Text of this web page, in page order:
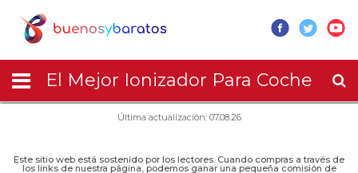
El Mejor Ionizador Para Coche
Última actualización: 07.08.26
Este sitio web está sostenido por los lectores. Cuando compras a través de
los links de nuestra página, podemos ganar una pequeña comisión de